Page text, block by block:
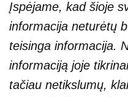
Įspėjame, kad šioje
informacija neturėtų
teisinga informacija.
informaciją joje
tačiau netikslumų,